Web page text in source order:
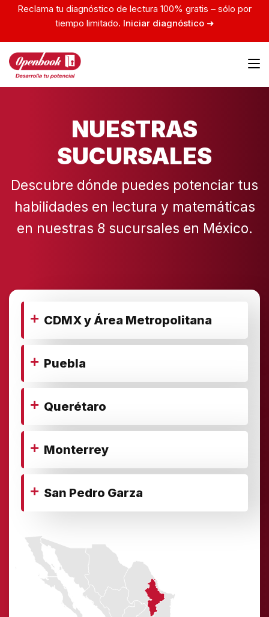
Reclama tu diagnóstico de lectura 100% gratis – sólo por
tiempo limitado. Iniciar diagnóstico ➜
NUESTRAS
SUCURSALES
Descubre dónde puedes potenciar tus
habilidades en lectura y matemáticas
en nuestras 8 sucursales en México.
+ CDMX y Área Metropolitana
+ Puebla
+ Querétaro
+ Monterrey
+ San Pedro Garza